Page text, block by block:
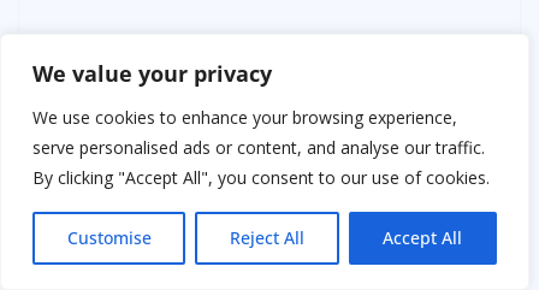
We value your privacy
We use cookies to enhance your browsing experience,
serve personalised ads or content, and analyse our traffic.
By clicking "Accept All", you consent to our use of cookies.
Customise Reject All Accept All
Я завёл машину.
Потому что настоящее наследство мамы было не в